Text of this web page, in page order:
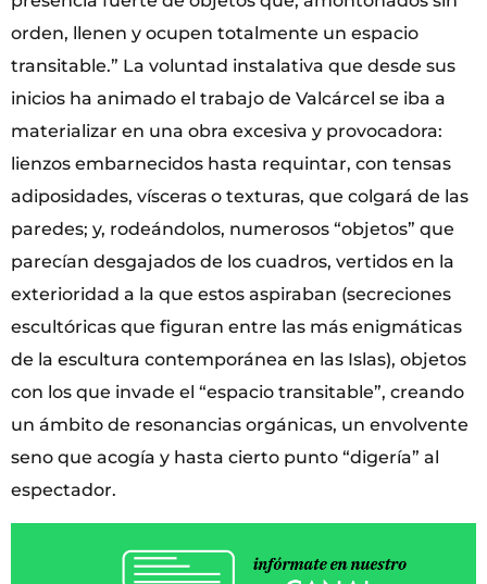
orden, llenen y ocupen totalmente un espacio
transitable.” La voluntad instalativa que desde sus
inicios ha animado el trabajo de Valcárcel se iba a
materializar en una obra excesiva y provocadora:
lienzos embarnecidos hasta requintar, con tensas
adiposidades, vísceras o texturas, que colgará de las
paredes; y, rodeándolos, numerosos “objetos” que
parecían desgajados de los cuadros, vertidos en la
exterioridad a la que estos aspiraban (secreciones
escultóricas que figuran entre las más enigmáticas
de la escultura contemporánea en las Islas), objetos
con los que invade el “espacio transitable”, creando
un ámbito de resonancias orgánicas, un envolvente
seno que acogía y hasta cierto punto “digería” al
espectador.